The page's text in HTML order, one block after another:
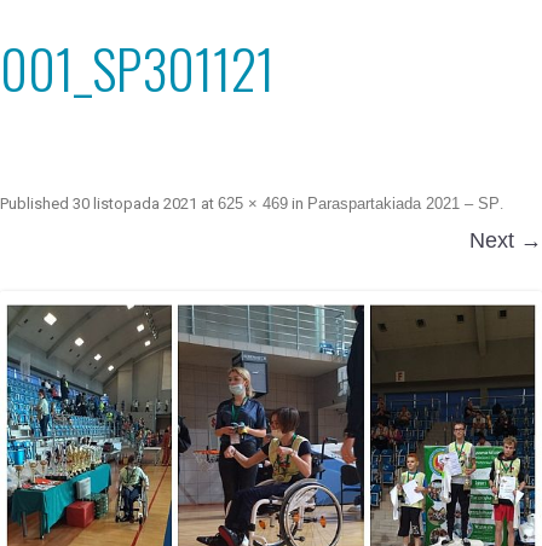
001_SP301121
Published 30 listopada 2021 at 625 × 469 in Paraspartakiada 2021 – SP.
Next →